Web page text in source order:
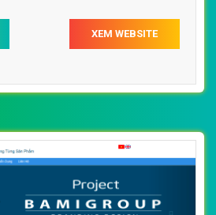
XEM WEBSITE